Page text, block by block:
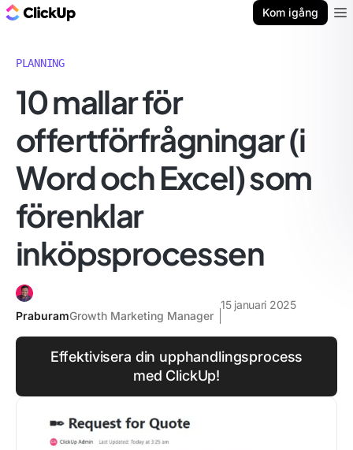
Kom igång
PLANNING
10 mallar för
offertförfrågningar (i
Word och Excel) som
förenklar
inköpsprocessen
PraburamGrowth Marketing Manager
15 januari 2025
Effektivisera din upphandlingsprocess
med ClickUp!